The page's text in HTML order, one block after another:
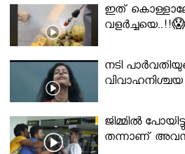
ഇത്
നടി
ജിമ്മിൽ
തന്നാണ്